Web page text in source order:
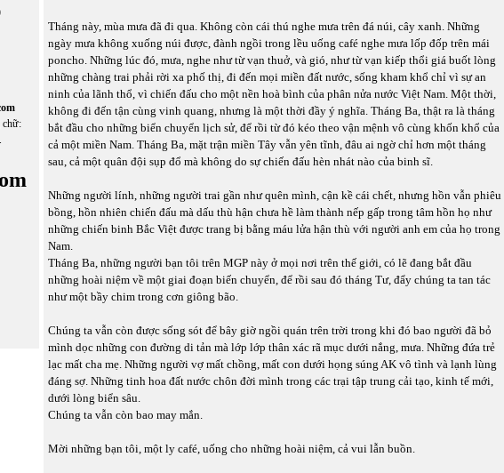
chữ:
Tháng này, mùa mưa đã đi qua. Không còn cái thú nghe mưa trên đá núi, cây xanh. Những
ngày mưa không xuống núi được, đành ngồi trong lều uống café nghe mưa lốp đốp trên mái
poncho. Những lúc đó, mưa, nghe như từ vạn thuở, và gió, như từ vạn kiếp thổi giá buốt lòng
những chàng trai phải rời xa phố thị, đi đến mọi miền đất nước, sống kham khổ chỉ vì sự an
ninh của lãnh thổ, vì chiến đấu cho một nền hoà bình của phân nửa nước Việt Nam. Một thời,
không đi đến tận cùng vinh quang, nhưng là một thời đầy ý nghĩa. Tháng Ba, thật ra là tháng
bắt đầu cho những biển chuyển lịch sử, để rồi từ đó kéo theo vận mệnh vô cùng khốn khổ của
cả một miền Nam. Tháng Ba, mặt trận miền Tây vẫn yên tĩnh, đâu ai ngờ chỉ hơn một tháng
sau, cả một quân đội sụp đổ mà không do sự chiến đấu hèn nhát nào của binh sĩ.
Những người lính, những người trai gần như quên mình, cận kề cái chết, nhưng hồn vẫn phiêu
bồng, hồn nhiên chiến đấu mà dấu thù hận chưa hề làm thành nếp gấp trong tâm hồn họ như
những chiến binh Bắc Việt được trang bị bằng máu lửa hận thù với người anh em của họ trong
Nam.
Tháng Ba, những người bạn tôi trên MGP này ở mọi nơi trên thế giới, có lẽ đang bắt đầu
những hoài niệm về một giai đoạn biến chuyển, để rồi sau đó tháng Tư, đẩy chúng ta tan tác
như một bầy chim trong cơn giông bão.
Chúng ta vẫn còn được sống sót để bây giờ ngồi quán trên trời trong khi đó bao người đã bỏ
mình dọc những con đường di tản mà lớp lớp thân xác rã mục dưới nắng, mưa. Những đứa trẻ
lạc mất cha mẹ. Những người vợ mất chồng, mất con dưới họng súng AK vô tình và lạnh lùng
đáng sợ. Những tinh hoa đất nước chôn đời mình trong các trại tập trung cải tạo, kinh tế mới,
dưới lòng biển sâu.
Chúng ta vẫn còn bao may mắn.
Mời những bạn tôi, một ly café, uống cho những hoài niệm, cả vui lẫn buồn.